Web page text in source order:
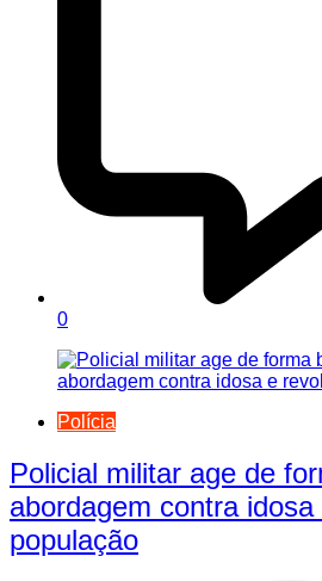
0
Polícia
Policial militar age de
abordagem contra
população